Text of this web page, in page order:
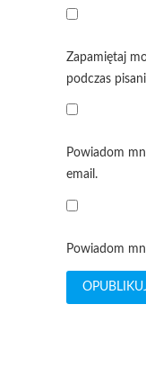
Zapamiętaj
podczas
Powiadom
email.
Powiadom